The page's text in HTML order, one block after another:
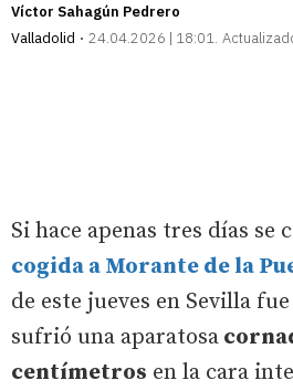
Víctor Sahagún Pedrero
Valladolid
24.04.2026 | 18:01
Si hace apenas tres días se
cogida a Morante de la
de este jueves en Sevilla fue
sufrió una aparatosa
centímetros en la cara